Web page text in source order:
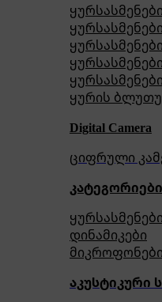
ყურსასმენები
ყურსასმენები
ყურსასმენები
ყურსასმენები
ყურის
Digital Camera
ციფრული
კატეგორიები
ყურსასმენები
დინამიკები
მიკროფონები
აკუსტიკური